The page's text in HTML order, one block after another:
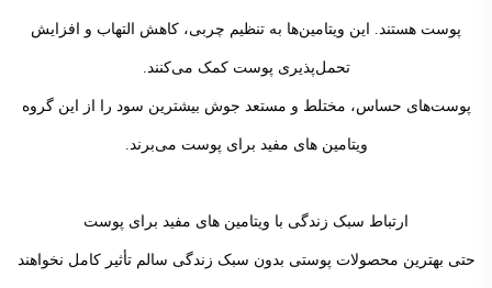
پوست هستند. این ویتامین‌ها به تنظیم چربی، کاهش التهاب و افزایش
تحمل‌پذیری پوست کمک می‌کنند.
پوست‌های حساس، مختلط و مستعد جوش بیشترین سود را از این گروه
ویتامین های مفید برای پوست می‌برند.
ارتباط سبک زندگی با ویتامین های مفید برای پوست
حتی بهترین محصولات پوستی بدون سبک زندگی سالم تأثیر کامل نخواهند